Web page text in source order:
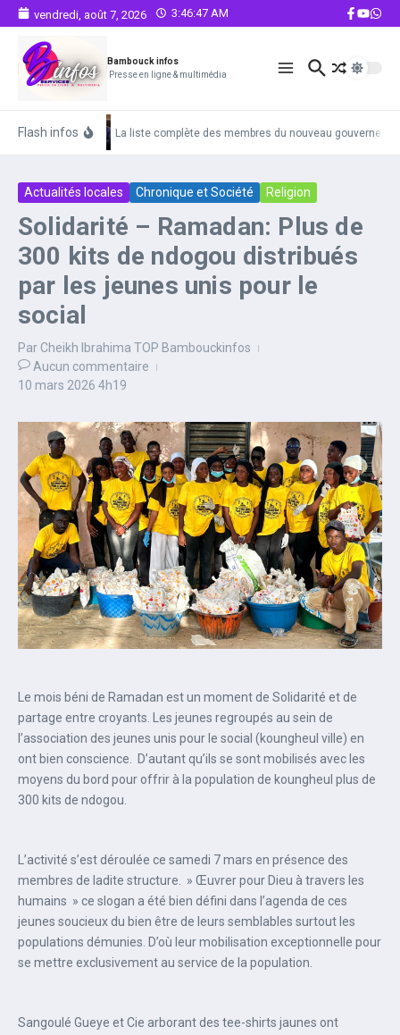
Aller au contenu
vendredi, août 7, 2026 3:46:48 AM
Bambouck infos
Presse en ligne & multimédia
Flash infos La liste complète des membres du nouveau
Actualités locales Chronique et Société Religion
Solidarité – Ramadan: Plus de
300 kits de ndogou distribués
par les jeunes unis pour le
social
Par Cheikh Ibrahima TOP Bambouckinfos
Aucun commentaire
10 mars 2026 4h19
Le mois béni de Ramadan est un moment de Solidarité et de
partage entre croyants. Les jeunes regroupés au sein de
l’association des jeunes unis pour le social (koungheul ville) en
ont bien conscience. D’autant qu’ils se sont mobilisés avec les
moyens du bord pour offrir à la population de koungheul plus de
300 kits de ndogou.
L’activité s’est déroulée ce samedi 7 mars en présence des
membres de ladite structure. » Œuvrer pour Dieu à travers les
humains » ce slogan a été bien défini dans l’agenda de ces
jeunes soucieux du bien être de leurs semblables surtout les
populations démunies. D’où leur mobilisation exceptionnelle pour
se mettre exclusivement au service de la population.
Sangoulé Gueye et Cie arborant des tee-shirts jaunes ont